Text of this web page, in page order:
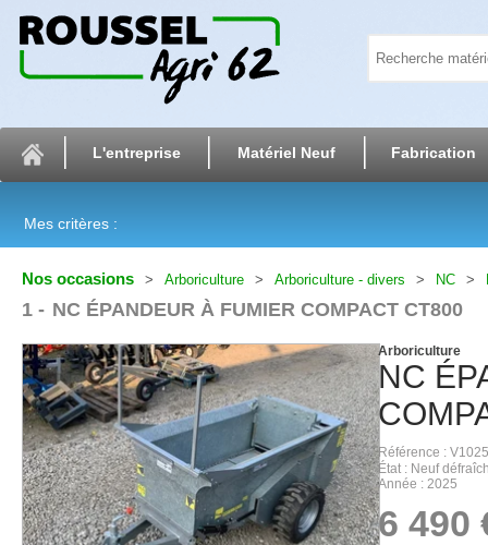
L'entreprise Matériel Neuf Fabrication
Mes critères :
Nos occasions Arboriculture Arboriculture - divers NC
1 NC ÉPANDEUR À FUMIER COMPACT CT800
NC
Arboriculture
Référence
État
Neuf
Année
2025
6 490